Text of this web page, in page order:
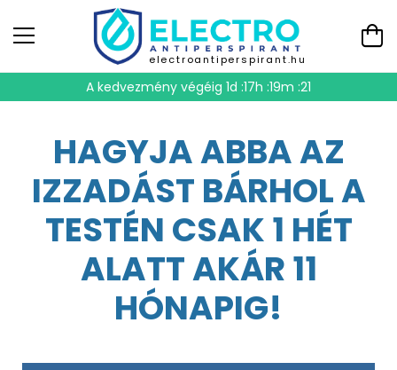
electroantiperspirant.hu
A kedvezmény végéig 1d :17h :19m :20
HAGYJA ABBA AZ
IZZADÁST BÁRHOL A
TESTÉN CSAK 1 HÉT
ALATT AKÁR 11
HÓNAPIG!